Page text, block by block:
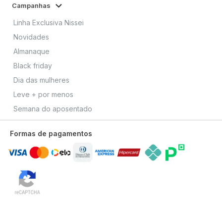
Campanhas
Linha Exclusiva Nissei
Novidades
Almanaque
Black friday
Dia das mulheres
Leve + por menos
Semana do aposentado
Formas de pagamentos